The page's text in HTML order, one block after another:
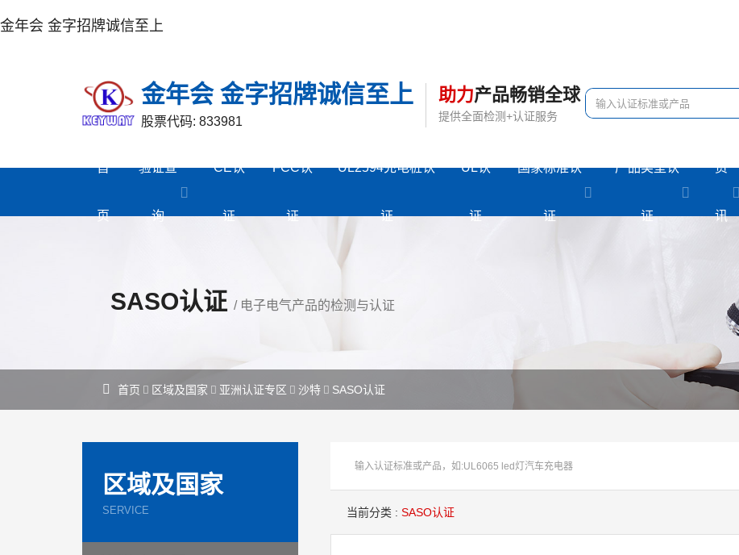
金年会 金字招牌诚信至上
金年会 金字招牌诚信至上
股票代码: 833981
助力产品畅销全球
提供全面检测+认证服务
首
页
验证查
询
CE认
证
FCC认
证
UL2594充电桩认
证
UL认
证
国家标准认
证
产品类型认
证
资
讯
SASO认证 / 电子电气产品的检测与认证
首页 区域及国家 亚洲认证专区 沙特 SASO认证
区域及国家
SERVICE 当前分类 : SASO认证